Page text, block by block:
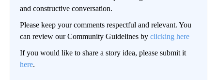
and constructive conversation.
Please keep your comments respectful and relevant. You
can review our Community Guidelines by clicking here
If you would like to share a story idea, please submit it
here.